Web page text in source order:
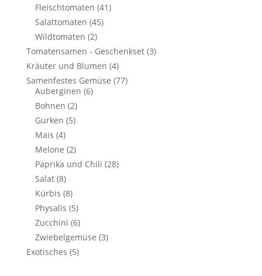
Fleischtomaten (41)
Salattomaten (45)
Wildtomaten (2)
Tomatensamen - Geschenkset (3)
Kräuter und Blumen (4)
Samenfestes Gemüse (77)
Auberginen (6)
Bohnen (2)
Gurken (5)
Mais (4)
Melone (2)
Paprika und Chili (28)
Salat (8)
Kürbis (8)
Physalis (5)
Zucchini (6)
Zwiebelgemüse (3)
Exotisches (5)